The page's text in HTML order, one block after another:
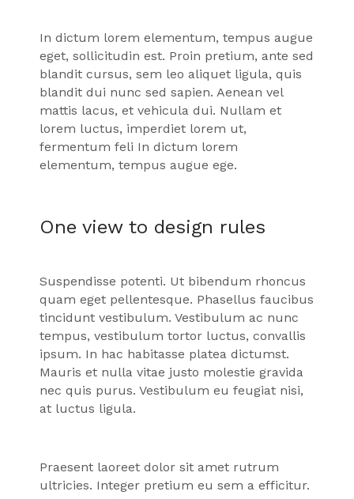
In dictum lorem elementum, tempus augue
eget, sollicitudin est. Proin pretium, ante sed
blandit cursus, sem leo aliquet ligula, quis
blandit dui nunc sed sapien. Aenean vel
mattis lacus, et vehicula dui. Nullam et
lorem luctus, imperdiet lorem ut,
fermentum feli In dictum lorem
elementum, tempus augue ege.
One view to design rules
Suspendisse potenti. Ut bibendum rhoncus
quam eget pellentesque. Phasellus faucibus
tincidunt vestibulum. Vestibulum ac nunc
tempus, vestibulum tortor luctus, convallis
ipsum. In hac habitasse platea dictumst.
Mauris et nulla vitae justo molestie gravida
nec quis purus. Vestibulum eu feugiat nisi,
at luctus ligula.
Praesent laoreet dolor sit amet rutrum
ultricies. Integer pretium eu sem a efficitur.